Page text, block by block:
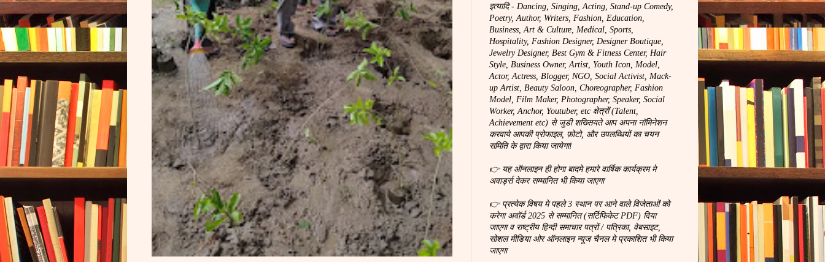
इत्यादि - Dancing, Singing, Acting, Stand-up Comedy,
Poetry, Author, Writers, Fashion, Education,
Business, Art & Culture, Medical, Sports,
Hospitality, Fashion Designer, Designer Boutique,
Jewelry Designer, Best Gym & Fitness Center, Hair
Style, Business Owner, Artist, Youth Icon, Model,
Actor, Actress, Blogger, NGO, Social Activist, Mack-
up Artist, Beauty Saloon, Choreographer, Fashion
Model, Film Maker, Photographer, Speaker, Social
Worker, Anchor, Youtuber, etc क्षेत्रों (Talent,
Achievement etc) से जुडी शख्सियते आप अपना नॉमिनेशन
करवाये आपकी प्रोफाइल, फ़ोटो, और उपलब्धियों का चयन
समिति के द्वारा किया जायेगा!
👉 यह ऑनलाइन ही होगा बादमे हमारे वार्षिक कार्यक्रम मे
अवार्ड्स देकर सम्मानित भी किया जाएगा
👉 प्रत्येक विषय मे पहले 3 स्थान पर आने वाले विजेताओं को
करेगा अवॉर्ड 2025 से सम्मानित (सर्टिफिकेट PDF) दिया
जाएगा व राष्ट्रीय हिन्दी समाचार पत्रों / पत्रिका, वेबसाइट,
सोशल मीडिया ओर ऑनलाइन न्यूज चैनल मे प्रकाशित भी किया
जाएगा